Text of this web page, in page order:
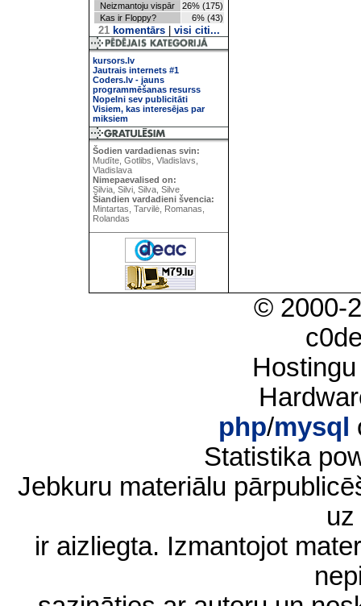
Neizmantoju vispār
26% (175)
Kas ir Floppy?
6% (43)
21komentārs| visi citi...
kursors.lv
Jautrais internets #1
Coders.lv - jauns
programmēšanas resurss
Nopelni sev publicitāti
Visiem, kas interesējas par
miksiem
Šodien vardadienas svin:
Mudīte, Gotlibs, Vladislavs,
Vladislava
Nimepaevalised on:
Silvia, Silvi, Silva, Silve
Šiandien vardadieni švencia:
Mintartas, Tarvilė, Romanas,
Rolandas
© 2000-
php/mysql
Statistika
Jebkuru materiālu
ir aizliegta. Izmantojot